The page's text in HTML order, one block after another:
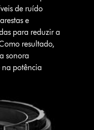
de ruído
e
para reduzir a
resultado,
sonora
na potência